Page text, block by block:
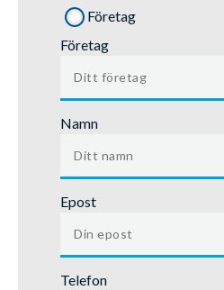
Företag
Företag
Namn
Epost
Telefon